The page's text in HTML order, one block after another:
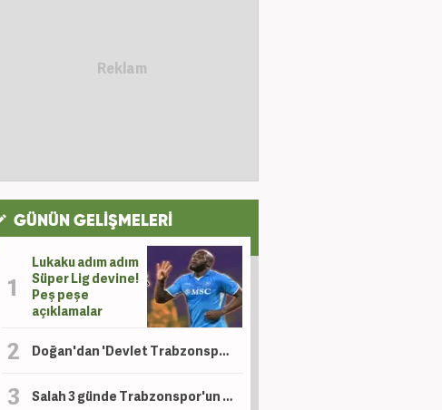
GÜNÜN GELİŞMELERİ
Lukaku adım adım
Süper Lig devine!
Peş peşe
açıklamalar
Doğan'dan 'Devlet Trabzonspor'a para veriyor iddialarına yalanlama! 'Ahlaksızca'
Salah 3 günde Trabzonspor'un kasasını ağzına kadar doldurdu!